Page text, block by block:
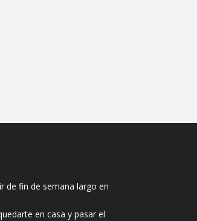
de fin de semana largo en
en casa y pasar el